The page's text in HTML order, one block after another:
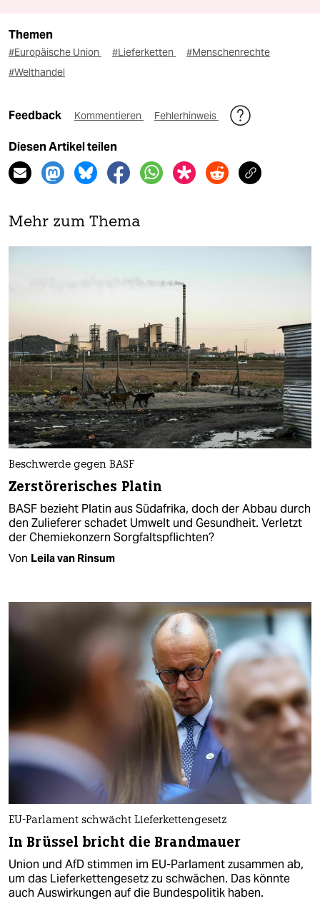
Themen
#Europäische Union #Lieferketten
#Menschenrechte
#Welthandel
Feedback Kommentieren Fehlerhinweis
Diesen Artikel teilen
Mehr zum Thema
Beschwerde gegen BASF
Zerstörerisches Platin
BASF bezieht Platin aus Südafrika, doch der Abbau durch
den Zulieferer schadet Umwelt und Gesundheit. Verletzt
der Chemiekonzern Sorgfaltspflichten?
Von Leila van Rinsum
EU-Parlament schwächt Lieferkettengesetz
In Brüssel bricht die Brandmauer
Union und AfD stimmen im EU-Parlament zusammen ab,
um das Lieferkettengesetz zu schwächen. Das könnte
auch Auswirkungen auf die Bundespolitik haben.